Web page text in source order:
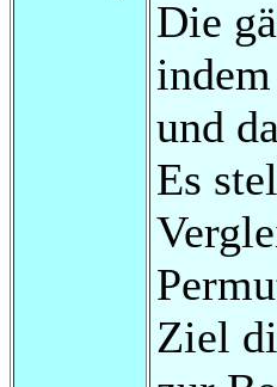
Die
und
Es
Ziel